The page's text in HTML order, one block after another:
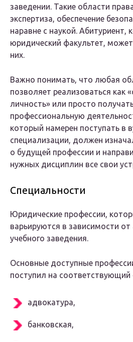
заведении. Такие области
экспертиза, обеспечение
наравне с наукой. Абитуриент,
юридический факультет,
них.
Важно понимать, что любая
позволяет реализоваться как
личность» или просто
профессиональную
который намерен поступать в
специализации, должен
о будущей профессии и
нужных дисциплин все свои
Специальности
Юридические профессии,
варьируются в зависимости от
учебного заведения.
Основные доступные
поступил на соответствующий
адвокатура,
банковская,